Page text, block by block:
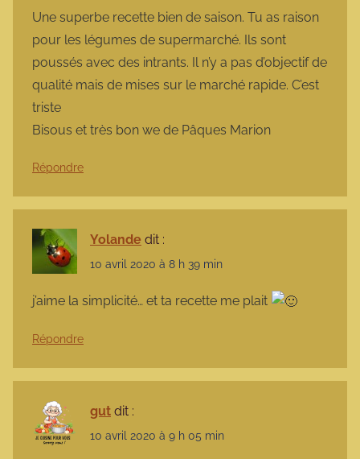
Une superbe recette bien de saison. Tu as raison
pour les légumes de supermarché. Ils sont
poussés avec des intrants. Il n’y a pas d’objectif de
qualité mais de mises sur le marché rapide. C’est
triste
Bisous et très bon we de Pâques Marion
Répondre
Yolande dit :
10 avril 2020 à 8 h 39 min
j’aime la simplicité… et ta recette me plait
Répondre
gut dit :
10 avril 2020 à 9 h 05 min